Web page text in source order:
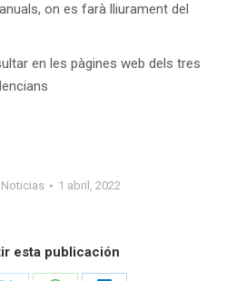
on es farà lliurament del
en les pàgines web dels tres
Noticias 1 abril, 2022
esta publicación